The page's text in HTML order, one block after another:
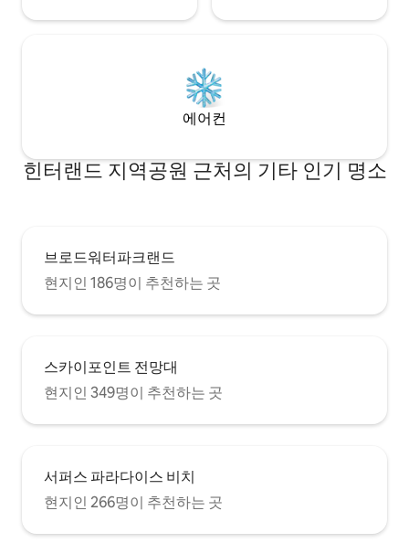
에어컨
힌터랜드 지역공원 근처의 기타 인기 명소
브로드워터파크랜드
현지인 186명이 추천하는 곳
스카이포인트 전망대
현지인 349명이 추천하는 곳
서퍼스 파라다이스 비치
현지인 266명이 추천하는 곳